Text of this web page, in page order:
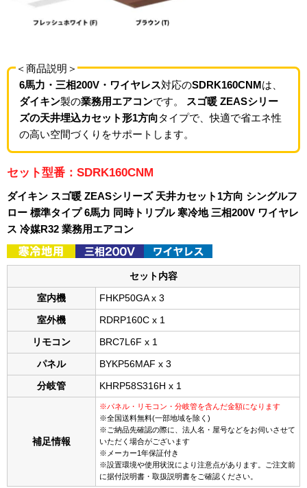
＜商品説明＞
6馬力・三相200V・ワイヤレス対応のSDRK160CNMは、
ダイキン製の業務用エアコンです。
スゴ暖 ZEASシリー
ズの天井埋込カセット形1方向タイプで、快適で省エネ性
の高い空間づくりをサポートします。
セット型番：SDRK160CNM
ダイキン スゴ暖 ZEASシリーズ 天井カセット1方向 シングルフ
ロー 標準タイプ 6馬力 同時トリプル 寒冷地 三相200V ワイヤレ
ス 冷媒R32 業務用エアコン
セット内容
室内機 FHKP50GA x 3
室外機 RDRP160C x 1
リモコン BRC7L6F x 1
パネル BYKP56MAF x 3
分岐管 KHRP58S316H x 1
補足情報
※パネル・リモコン・分岐管を含んだ金額になります
※全国送料無料(一部地域を除く)
※ご納品先確認の際に、法人名・屋号などをお伺いさせて
いただく場合がございます
※メーカー1年保証付き
※設置環境や使用状況により注意点があります。ご注文前
に据付説明書・取扱説明書をご確認ください。